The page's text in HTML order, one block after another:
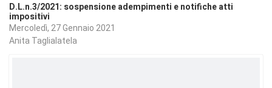
D.L.n.3/2021: sospensione adempimenti e notifiche atti
impositivi
Mercoledì, 27 Gennaio 2021
Anita Taglialatela